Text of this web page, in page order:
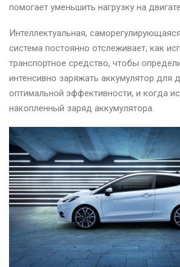
помогает уменьшить нагрузку на
Интеллектуальная,
система постоянно отслеживает, как
транспортное средство, чтобы
интенсивно заряжать аккумулятор для
оптимальной эффективности, и когда
накопленный заряд аккумулятора.